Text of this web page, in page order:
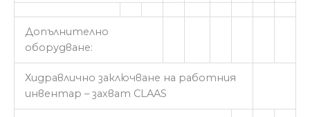
Допълнително
оборудване:
Хидравлично заключване на работния
инвентар – захват CLAAS